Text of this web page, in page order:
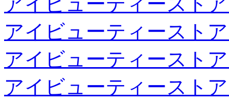
アイビューティースト
アイビューティースト
アイビューティースト